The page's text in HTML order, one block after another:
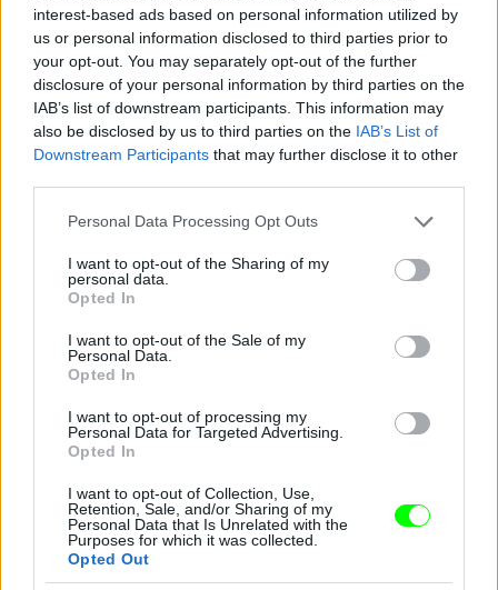
interest-based ads based on personal information utilized by
us or personal information disclosed to third parties prior to
your opt-out. You may separately opt-out of the further
disclosure of your personal information by third parties on the
IAB’s list of downstream participants. This information may
also be disclosed by us to third parties on the IAB’s List of
Downstream Participants that may further disclose it to other
Please note that this website/app uses one or more Google
not limited to your visit or usage behaviour. You may click to
grant or deny consent to Google and its third-party tags to
use your data for below specified purposes in below Google
consent section.
Personal Data Processing Opt Outs
I want to opt-out of the Sharing of my
personal data.
Opted In
I want to opt-out of the Sale of my
Personal Data.
Opted In
I want to opt-out of processing my
Personal Data for Targeted Advertising.
Opted In
I want to opt-out of Collection, Use,
Retention, Sale, and/or Sharing of my
Personal Data that Is Unrelated with the
Purposes for which it was collected.
Opted Out
3. Legendás állatok sajtótájékoztató
Fotó: Vera Anderson / Getty Images Hungary #9
Jön még kép!